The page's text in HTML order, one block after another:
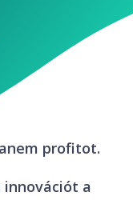
profitot.
innovációt a